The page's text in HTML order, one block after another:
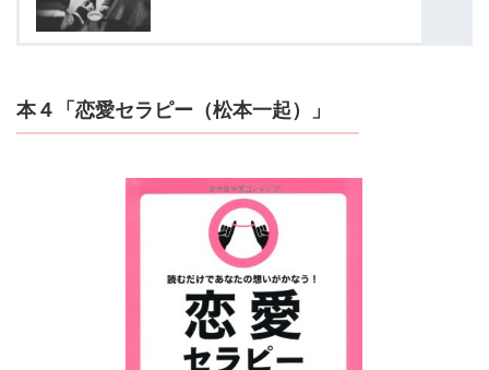
本４「恋愛セラピー（松本一起）」